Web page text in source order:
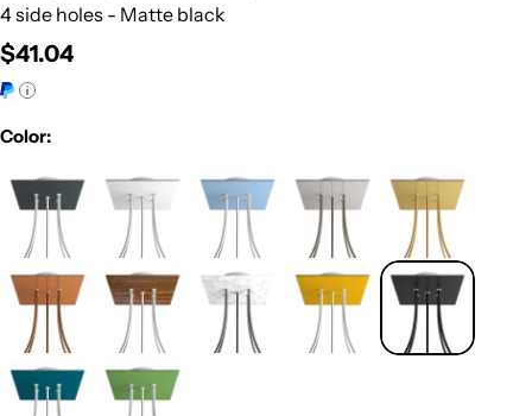
4 side holes - Matte black
Regular
price
$41.04
Color: